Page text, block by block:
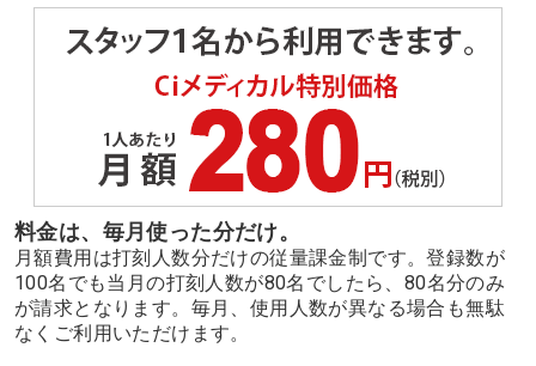
料金は、毎月使った分だけ。
月額費用は打刻人数分だけの従量課金制です。登録数が
100名でも当月の打刻人数が80名でしたら、80名分のみ
が請求となります。毎月、使用人数が異なる場合も無駄
なくご利用いただけます。